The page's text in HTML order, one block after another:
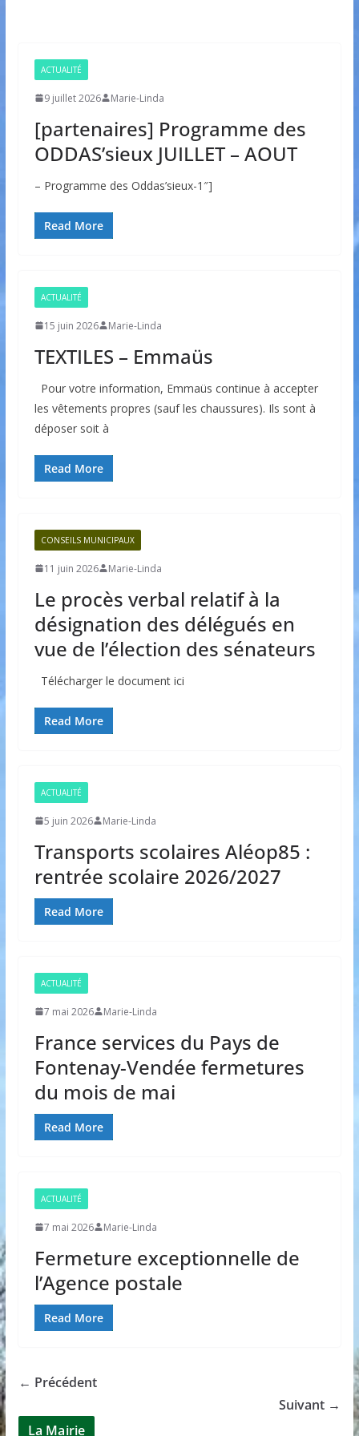
ACTUALITÉ
9 juillet 2026 Marie-Linda
[partenaires] Programme des
ODDAS’sieux JUILLET – AOUT
– Programme des Oddas’sieux-1″]
Read More
ACTUALITÉ
15 juin 2026 Marie-Linda
TEXTILES – Emmaüs
Pour votre information, Emmaüs continue à accepter
les vêtements propres (sauf les chaussures). Ils sont à
déposer soit à
Read More
CONSEILS MUNICIPAUX
11 juin 2026 Marie-Linda
Le procès verbal relatif à la
désignation des délégués en
vue de l’élection des sénateurs
Télécharger le document ici
Read More
ACTUALITÉ
5 juin 2026 Marie-Linda
Transports scolaires Aléop85 :
rentrée scolaire 2026/2027
Read More
ACTUALITÉ
7 mai 2026 Marie-Linda
France services du Pays de
Fontenay-Vendée fermetures
du mois de mai
Read More
ACTUALITÉ
7 mai 2026 Marie-Linda
Fermeture exceptionnelle de
l’Agence postale
Read More
← Précédent
Suivant →
La Mairie